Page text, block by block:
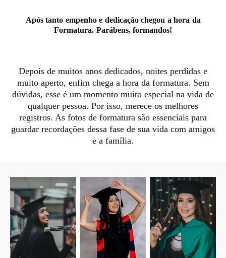
Após tanto empenho e dedicação chegou a hora da
Formatura. Parábens, formandos!
Depois de muitos anos dedicados, noites perdidas e
muito aperto, enfim chega a hora da formatura. Sem
dúvidas, esse é um momento muito especial na vida de
qualquer pessoa. Por isso, merece os melhores
registros. As fotos de formatura são essenciais para
guardar recordações dessa fase de sua vida com amigos
e a família.